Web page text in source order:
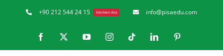
+90 212 544 24 15 Hemen Ara info@pisaedu.com
Facebook YouTubeInstagramTiktok LinkedIn